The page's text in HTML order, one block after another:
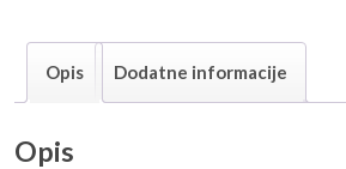
Opis Dodatne informacije
Opis